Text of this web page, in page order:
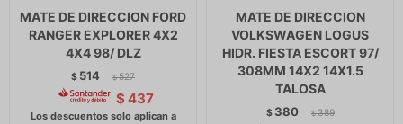
MATE DE DIRECCION FORD
RANGER EXPLORER 4X2
4X4 98/ DLZ
$ 514 $ 527
$ 437
MATE DE DIRECCION
VOLKSWAGEN LOGUS
HIDR. FIESTA ESCORT 97/
308MM 14X2 14X1.5
TALOSA
$ 380 $ 389